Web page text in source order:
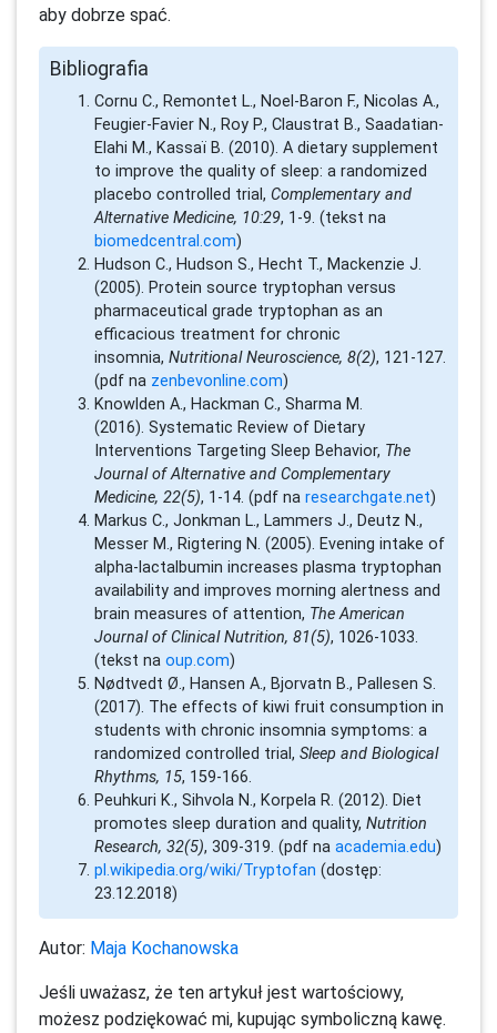
aby dobrze spać.
Bibliografia
Cornu C., Remontet L., Noel-Baron F., Nicolas A.,
Feugier-Favier N., Roy P., Claustrat B., Saadatian-
Elahi M., Kassaï B. (2010). A dietary supplement
to improve the quality of sleep: a randomized
placebo controlled trial, Complementary and
Alternative Medicine, 10:29, 1-9. (tekst na
biomedcentral.com)
Hudson C., Hudson S., Hecht T., Mackenzie J.
(2005). Protein source tryptophan versus
pharmaceutical grade tryptophan as an
efficacious treatment for chronic
insomnia, Nutritional Neuroscience, 8(2), 121-127.
(pdf na zenbevonline.com)
Knowlden A., Hackman C., Sharma M.
(2016). Systematic Review of Dietary
Interventions Targeting Sleep Behavior, The
Journal of Alternative and Complementary
Medicine, 22(5), 1-14. (pdf na researchgate.net)
Markus C., Jonkman L., Lammers J., Deutz N.,
Messer M., Rigtering N. (2005). Evening intake of
alpha-lactalbumin increases plasma tryptophan
availability and improves morning alertness and
brain measures of attention, The American
Journal of Clinical Nutrition, 81(5), 1026-1033.
(tekst na oup.com)
Nødtvedt Ø., Hansen A., Bjorvatn B., Pallesen S.
(2017). The effects of kiwi fruit consumption in
students with chronic insomnia symptoms: a
randomized controlled trial, Sleep and Biological
Rhythms, 15, 159-166.
Peuhkuri K., Sihvola N., Korpela R. (2012). Diet
promotes sleep duration and quality, Nutrition
Research, 32(5), 309-319. (pdf na academia.edu)
pl.wikipedia.org/wiki/Tryptofan (dostęp:
23.12.2018)
Autor: Maja Kochanowska
Jeśli uważasz, że ten artykuł jest wartościowy,
możesz podziękować mi, kupując symboliczną kawę.